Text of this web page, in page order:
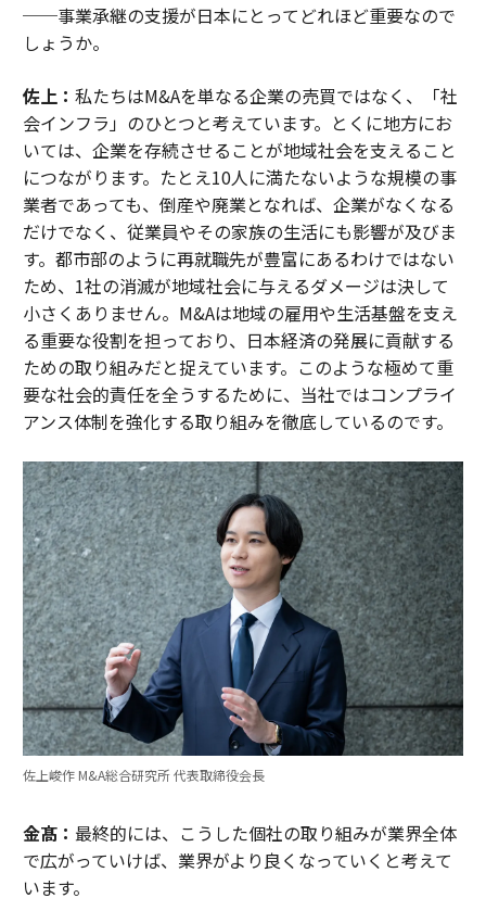
──事業承継の支援が日本にとってどれほど重要なので
しょうか。
佐上： 私たちはM&Aを単なる企業の売買ではなく、「社
会インフラ」のひとつと考えています。とくに地方にお
いては、企業を存続させることが地域社会を支えること
につながります。たとえ10人に満たないような規模の事
業者であっても、倒産や廃業となれば、企業がなくなる
だけでなく、従業員やその家族の生活にも影響が及びま
す。都市部のように再就職先が豊富にあるわけではない
ため、1社の消滅が地域社会に与えるダメージは決して
小さくありません。M&Aは地域の雇用や生活基盤を支え
る重要な役割を担っており、日本経済の発展に貢献する
ための取り組みだと捉えています。このような極めて重
要な社会的責任を全うするために、当社ではコンプライ
アンス体制を強化する取り組みを徹底しているのです。
佐上峻作 M&A総合研究所 代表取締役会長
金髙： 最終的には、こうした個社の取り組みが業界全体
で広がっていけば、業界がより良くなっていくと考えて
います。